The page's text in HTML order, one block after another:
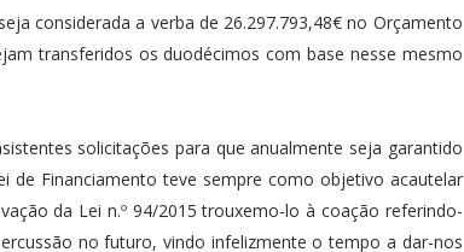
considerada a verba de 26.297.793,48€ no Orçamento
transferidos os duodécimos com base nesse mesmo
solicitações para que anualmente seja garantido
Financiamento teve sempre como objetivo acautelar
da Lei n.º 94/2015 trouxemo-lo à coação referindo-
no futuro, vindo infelizmente o tempo a dar-nos